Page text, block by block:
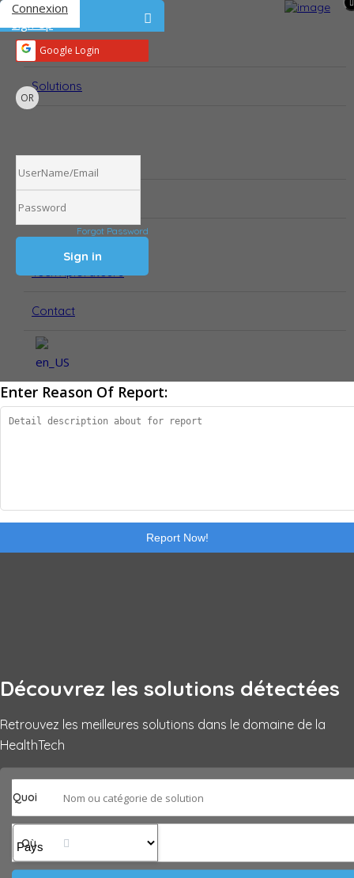
Accueil
Solutions
Actualités
Tech’Xplorateurs
Contact
Connexion
Sign Up
Google Login
OR
Forgot Password
Enter Reason Of Report:
Report Now!
Découvrez les solutions détectées
Retrouvez les meilleures solutions dans le domaine de la
HealthTech
Quoi
Où